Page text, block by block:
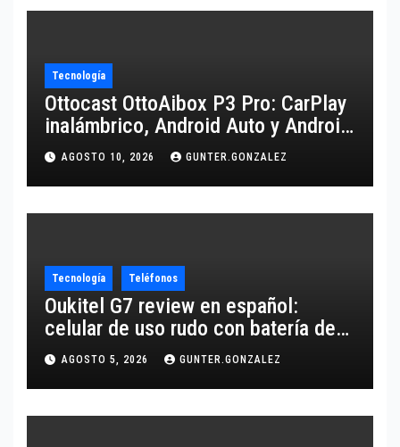
Tecnología
Ottocast OttoAibox P3 Pro: CarPlay
inalámbrico, Android Auto y Android
13 para tu coche
AGOSTO 10, 2026 GUNTER.GONZALEZ
Tecnología Teléfonos
Oukitel G7 review en español:
celular de uso rudo con batería de
10,600 mAh
AGOSTO 5, 2026 GUNTER.GONZALEZ